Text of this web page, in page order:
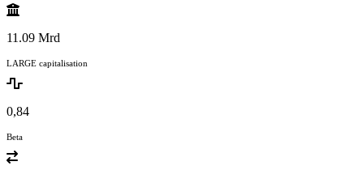
11.09 Mrd
LARGE capitalisation
0,84
Beta